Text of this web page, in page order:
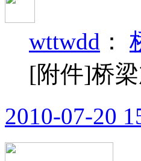
wttwdd ：
[附件]桥
2010-07-20